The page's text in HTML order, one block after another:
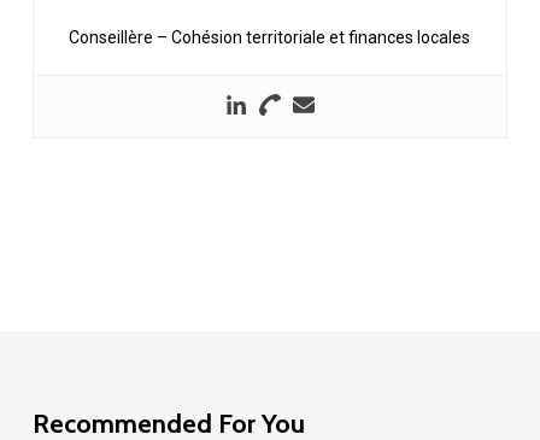
Conseillère – Cohésion territoriale et finances locales
Recommended For You